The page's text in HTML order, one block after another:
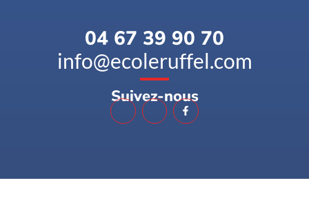
04 67 39 90 70
info@ecoleruffel.com
Suivez-nous